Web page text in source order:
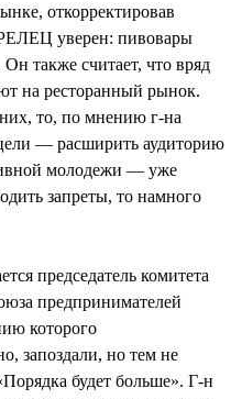
откорректировав
уверен: пивовары
также считает, что вряд
на ресторанный рынок.
то, по мнению г-на
— расширить аудиторию
молодежи — уже
запреты, то намного
председатель комитета
предпринимателей
которого
запоздали, но тем не
будет больше». Г-н